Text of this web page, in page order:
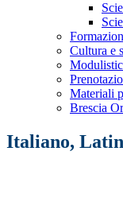
Cultura e
Materiali
Brescia
Italiano,